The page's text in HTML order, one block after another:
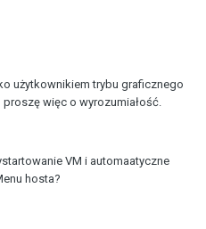
użytkownikiem trybu graficznego
więc o wyrozumiałość.
VM i automaatyczne
hosta?